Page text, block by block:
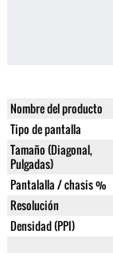
Nombre del producto
Tipo de pantalla
Tamaño (Diagonal,
Pulgadas)
Pantalalla / chasis %
Resolución
Densidad (PPI)